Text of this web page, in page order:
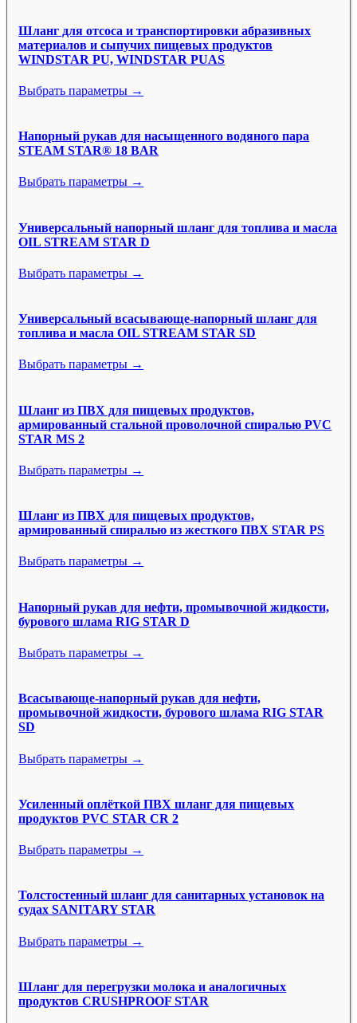
Шланг для отсоса и транспортировки абразивных
материалов и сыпучих пищевых продуктов
WINDSTAR PU, WINDSTAR PUAS
Выбрать параметры →
Напорный рукав для насыщенного водяного пара
STEAM STAR® 18 BAR
Выбрать параметры →
Универсальный напорный шланг для топлива и масла
OIL STREAM STAR D
Выбрать параметры →
Универсальный всасывающе-напорный шланг для
топлива и масла OIL STREAM STAR SD
Выбрать параметры →
Шланг из ПВХ для пищевых продуктов,
армированный стальной проволочной спиралью PVC
STAR MS 2
Выбрать параметры →
Шланг из ПВХ для пищевых продуктов,
армированный спиралью из жесткого ПВХ STAR PS
Выбрать параметры →
Напорный рукав для нефти, промывочной жидкости,
бурового шлама RIG STAR D
Выбрать параметры →
Всасывающе-напорный рукав для нефти,
промывочной жидкости, бурового шлама RIG STAR
SD
Выбрать параметры →
Усиленный оплёткой ПВХ шланг для пищевых
продуктов PVC STAR CR 2
Выбрать параметры →
Толстостенный шланг для санитарных установок на
судах SANITARY STAR
Выбрать параметры →
Шланг для перегрузки молока и аналогичных
продуктов CRUSHPROOF STAR